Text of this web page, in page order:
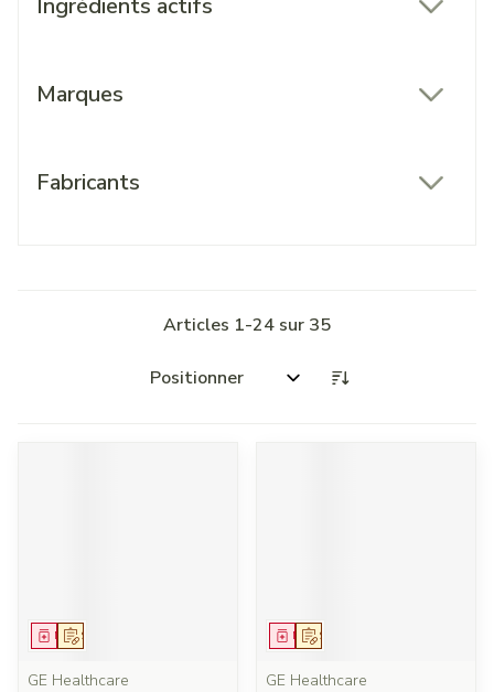
Ingrédients actifs
Marques
Fabricants
Articles 1-24 sur 35
Trier par:
Sur prescription
Médicament
GE Healthcare
Sur prescription
Médicament
GE Healthcare